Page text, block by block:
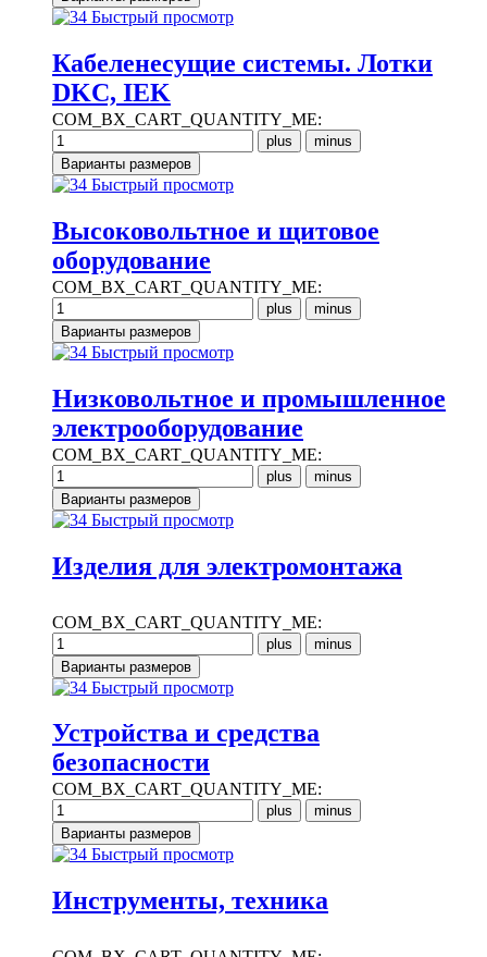
Быстрый просмотр
Кабеленесущие системы. Лотки
DKC, IEK
COM_BX_CART_QUANTITY_ME:
Быстрый просмотр
Высоковольтное и щитовое
оборудование
COM_BX_CART_QUANTITY_ME:
Быстрый просмотр
Низковольтное и промышленное
электрооборудование
COM_BX_CART_QUANTITY_ME:
Быстрый просмотр
Изделия для электромонтажа
COM_BX_CART_QUANTITY_ME:
Быстрый просмотр
Устройства и средства
безопасности
COM_BX_CART_QUANTITY_ME:
Быстрый просмотр
Инструменты, техника